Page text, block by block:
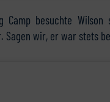
Camp besuchte
Sagen wir, er war stets